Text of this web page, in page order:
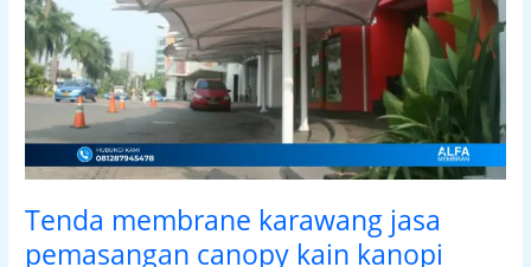
Tenda membrane karawang jasa
pemasangan canopy kain kanopi
kanopi
membrane
purwakarta